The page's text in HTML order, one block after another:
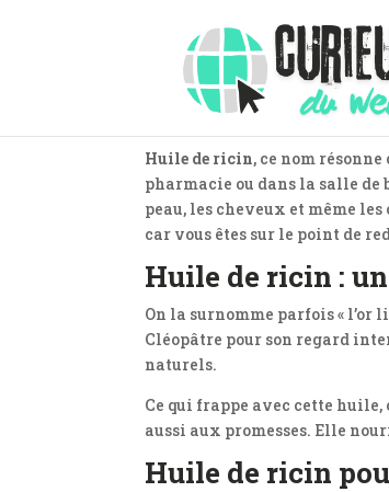
Huile de ricin, ce nom
pharmacie ou dans la salle de
peau, les cheveux et même
car vous êtes sur le point de
Huile de ricin :
On la surnomme parfois «
Cléopâtre pour son regard
naturels.
Ce qui frappe avec cette
aussi aux promesses. Elle
Huile de ricin